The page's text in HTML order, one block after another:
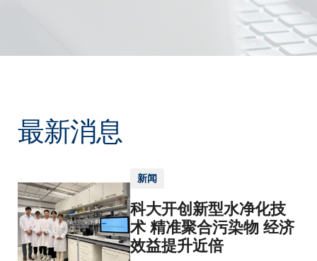
最新消息
新闻
科大开创新型水净化技
术 精准聚合污染物 经济
效益提升近倍